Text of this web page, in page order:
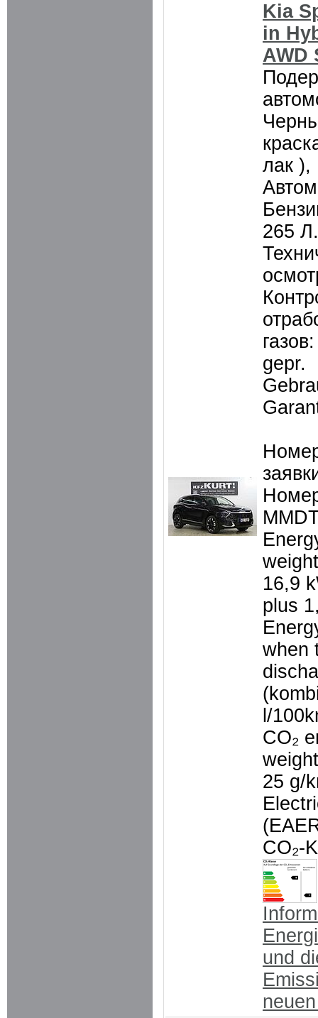
Kia
in
AWD
лак ),
265
gepr.
16,9
plus
when
l/
CO₂
25 g/
CO₂-
und